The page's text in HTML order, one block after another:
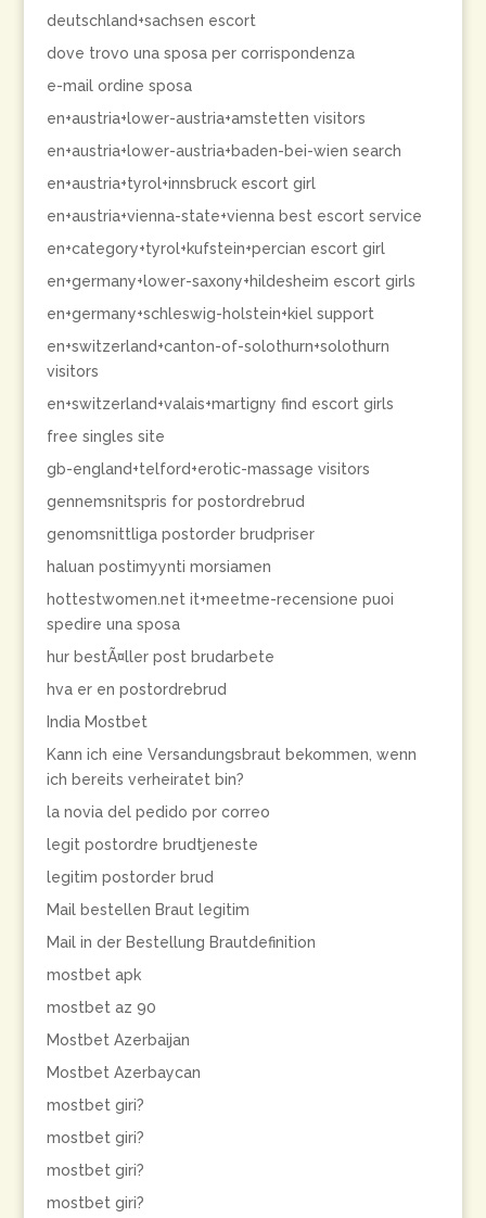
deutschland+sachsen escort
dove trovo una sposa per corrispondenza
e-mail ordine sposa
en+austria+lower-austria+amstetten visitors
en+austria+lower-austria+baden-bei-wien search
en+austria+tyrol+innsbruck escort girl
en+austria+vienna-state+vienna best escort service
en+category+tyrol+kufstein+percian escort girl
en+germany+lower-saxony+hildesheim escort girls
en+germany+schleswig-holstein+kiel support
en+switzerland+canton-of-solothurn+solothurn
visitors
en+switzerland+valais+martigny find escort girls
free singles site
gb-england+telford+erotic-massage visitors
gennemsnitspris for postordrebrud
genomsnittliga postorder brudpriser
haluan postimyynti morsiamen
hottestwomen.net it+meetme-recensione puoi
spedire una sposa
hur bestÃ¤ller post brudarbete
hva er en postordrebrud
India Mostbet
Kann ich eine Versandungsbraut bekommen, wenn
ich bereits verheiratet bin?
la novia del pedido por correo
legit postordre brudtjeneste
legitim postorder brud
Mail bestellen Braut legitim
Mail in der Bestellung Brautdefinition
mostbet apk
mostbet az 90
Mostbet Azerbaijan
Mostbet Azerbaycan
mostbet giri?
mostbet giri?
mostbet giri?
mostbet giri?